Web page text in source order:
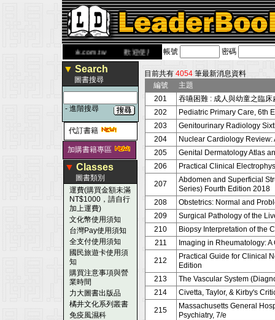
www.leaderbook.com.tw歡迎使用 國民旅遊卡！！
帳號 密碼
▼ Search
圖書搜尋
- 進階搜尋
代訂書籍
加購書籍專區
▼ Classes
圖書類別
運費(購買金額未滿
NT$1000，請自行
加上運費)
文化幣使用須知
台灣Pay使用須知
全支付使用須知
國民旅遊卡使用須
知
購買注意事項與營
業時間
力大圖書出版品
橘井文化系列叢書
免疫風濕科
目前共有 4054 筆最新消息資料
編號
主題
201
吞嚥困難 : 成人與幼童之臨床
202
Pediatric Primary Care, 6th
203
Genitourinary Radiology
204
Nuclear Cardiology Review:
205
Genital Dermatology Atlas
206
Practical Clinical
207
Abdomen and Superficial
Series) Fourth Edition 2018
208
Obstetrics: Normal and
209
Surgical Pathology of the
210
Biopsy Interpretation of the
211
Imaging in Rheumatology:
212
Practical Guide for Clinical
Edition
213
The Vascular System
214
Civetta, Taylor, & Kirby's
215
Massachusetts General
Psychiatry, 7/e